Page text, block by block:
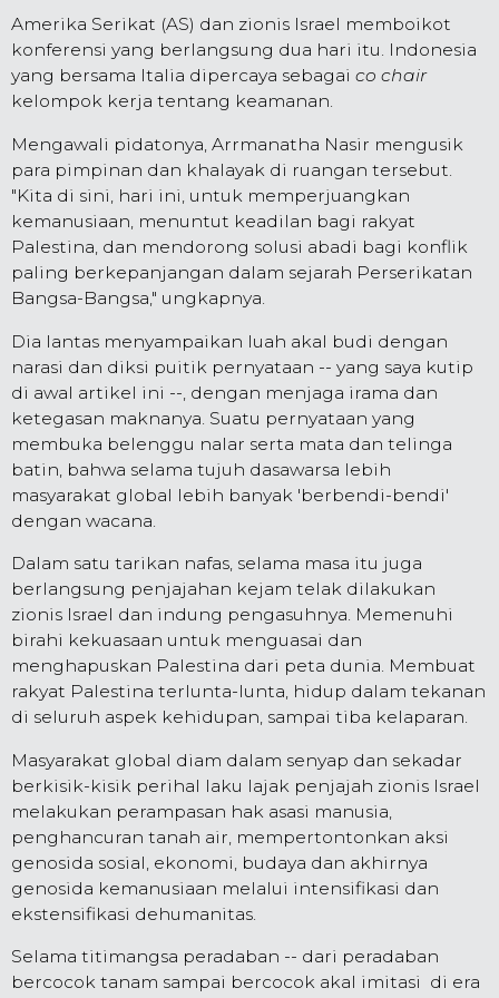
Amerika Serikat (AS) dan zionis Israel memboikot
konferensi yang berlangsung dua hari itu. Indonesia
yang bersama Italia dipercaya sebagai co chair
kelompok kerja tentang keamanan.
Mengawali pidatonya, Arrmanatha Nasir mengusik
para pimpinan dan khalayak di ruangan tersebut.
"Kita di sini, hari ini, untuk memperjuangkan
kemanusiaan, menuntut keadilan bagi rakyat
Palestina, dan mendorong solusi abadi bagi konflik
paling berkepanjangan dalam sejarah Perserikatan
Bangsa-Bangsa," ungkapnya.
Dia lantas menyampaikan luah akal budi dengan
narasi dan diksi puitik pernyataan -- yang saya kutip
di awal artikel ini --, dengan menjaga irama dan
ketegasan maknanya. Suatu pernyataan yang
membuka belenggu nalar serta mata dan telinga
batin, bahwa selama tujuh dasawarsa lebih
masyarakat global lebih banyak 'berbendi-bendi'
dengan wacana.
Dalam satu tarikan nafas, selama masa itu juga
berlangsung penjajahan kejam telak dilakukan
zionis Israel dan indung pengasuhnya. Memenuhi
birahi kekuasaan untuk menguasai dan
menghapuskan Palestina dari peta dunia. Membuat
rakyat Palestina terlunta-lunta, hidup dalam tekanan
di seluruh aspek kehidupan, sampai tiba kelaparan.
Masyarakat global diam dalam senyap dan sekadar
berkisik-kisik perihal laku lajak penjajah zionis Israel
melakukan perampasan hak asasi manusia,
penghancuran tanah air, mempertontonkan aksi
genosida sosial, ekonomi, budaya dan akhirnya
genosida kemanusiaan melalui intensifikasi dan
ekstensifikasi dehumanitas.
Selama titimangsa peradaban -- dari peradaban
bercocok tanam sampai bercocok akal imitasi di era